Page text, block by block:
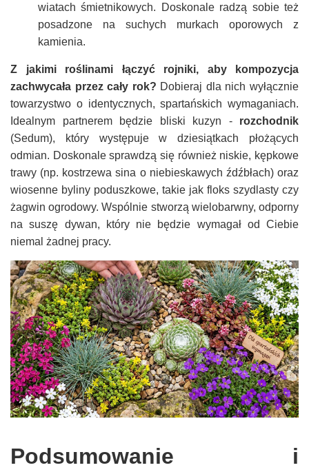
wiatach śmietnikowych. Doskonale radzą sobie też
posadzone na suchych murkach oporowych z
kamienia.
Z jakimi roślinami łączyć rojniki, aby kompozycja
zachwycała przez cały rok? Dobieraj dla nich wyłącznie
towarzystwo o identycznych, spartańskich wymaganiach.
Idealnym partnerem będzie bliski kuzyn - rozchodnik
(Sedum), który występuje w dziesiątkach płożących
odmian. Doskonale sprawdzą się również niskie, kępkowe
trawy (np. kostrzewa sina o niebieskawych źdźbłach) oraz
wiosenne byliny poduszkowe, takie jak floks szydlasty czy
żagwin ogrodowy. Wspólnie stworzą wielobarwny, odporny
na suszę dywan, który nie będzie wymagał od Ciebie
niemal żadnej pracy.
Podsumowanie i